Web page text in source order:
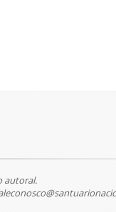
autoral.